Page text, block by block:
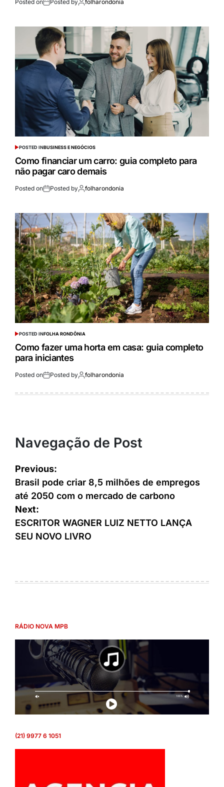
Posted on Posted by folharondonia
POSTED INBUSINESS E NEGÓCIOS
Como financiar um carro: guia completo para
não pagar caro demais
Posted on Posted by folharondonia
POSTED INFOLHA RONDÔNIA
Como fazer uma horta em casa: guia completo
para iniciantes
Posted on Posted by folharondonia
Navegação de Post
Previous:
Brasil pode criar 8,5 milhões de empregos
até 2050 com o mercado de carbono
Next:
ESCRITOR WAGNER LUIZ NETTO LANÇA
SEU NOVO LIVRO
RÁDIO NOVA MPB
(21) 9977 6 1051